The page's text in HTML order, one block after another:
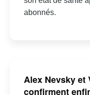
abonnés.
Alex Nevsky et
confirment